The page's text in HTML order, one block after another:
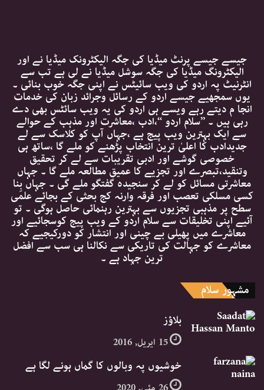
جیسے جیسے پرنٹ میڈیا کی جگہ الیکٹرونک میڈیا نے اور
الیکٹرونگ میڈیا کی جگہ سوشل میڈیا نے لی ہے تب سے
انٹرنیٹ پہ اردو کی ویب سائیٹس نے اپنی جگہ خوب بنائی ۔
یوں سمجھیے جیسے اردو کے رسائل وجرائد زبان کی خدمات
انجا م دیتے رہے ویسے ہی اردو کی یہ ویب سائٹس بھی دے
رہی ہیں ۔ ’’سلام اردو ‘‘،ادب ،معاشرت اور مذہب کے حوالے
سے ایک بہترین ویب پیج ہے ،جہاں آپ کو کلاسک سے لے
جدیدادب کا اعلیٰ ترین انتخاب پڑھنے کو ملے گا ،ساتھ ہی
خصوصی گوشے اور ادبی تقریبات سے لے کر تحقیق
وتنقید،تبصرے اور تجزیے کا عمیق مطالعہ ملے گا ۔ جہاں
معاشرتی مسائل کو لے کر سنجیدہ گفتگو ملے گی ۔ جہاں بِنا
کسی مسلکی تعصب اور فرقہ وارنہ کج بحثی کے بجائے علمی
سطح پر مذہبی تجزیوں سے بہترین رہنمائی حاصل ہوگی ۔ تو
آئیے اپنی تخلیقات سے سلام اردو کے ویب پیج کوسجائیے اور
معاشرے میں پھیلی بے چینی اور انتشار کو دورکیجیے کہ
معاشرے کو جہالت کی تاریکی سے نکالنا ہی سب سے افضل
ترین جہاد ہے ۔
مشہور سلام
بلاؤز
15 اپریل, 2016
خوشیوں پہ وبالوں کا گماں ہونے لگا ہے